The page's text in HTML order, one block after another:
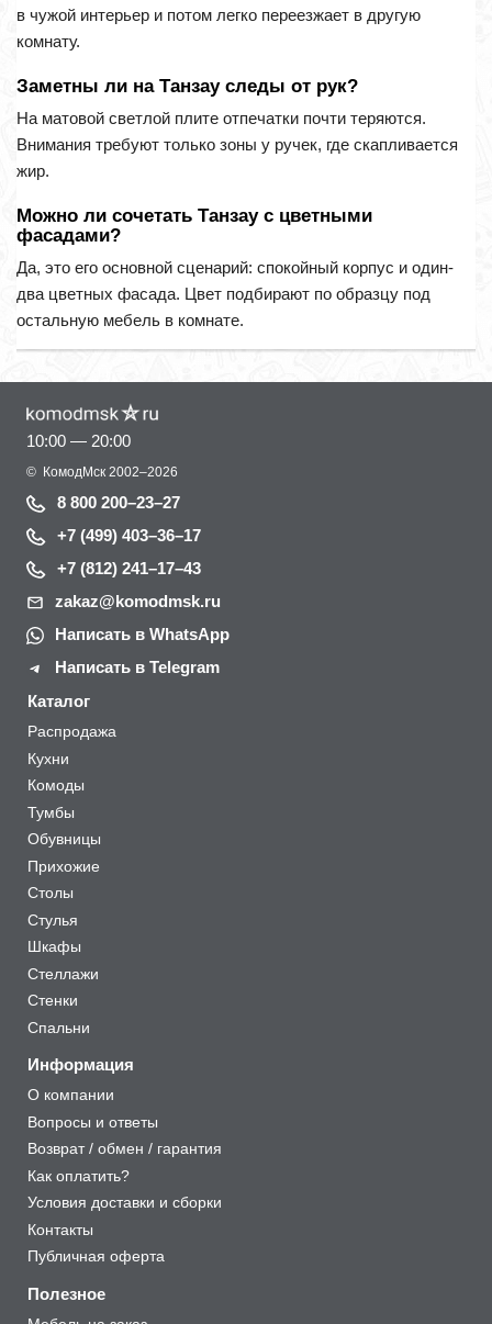
в чужой интерьер и потом легко переезжает в другую
комнату.
Заметны ли на Танзау следы от рук?
На матовой светлой плите отпечатки почти теряются.
Внимания требуют только зоны у ручек, где скапливается
жир.
Можно ли сочетать Танзау с цветными
фасадами?
Да, это его основной сценарий: спокойный корпус и один-
два цветных фасада. Цвет подбирают по образцу под
остальную мебель в комнате.
10:00 — 20:00
© КомодМск 2002–2026
8 800 200–23–27
+7 (499) 403–36–17
+7 (812) 241–17–43
zakaz@komodmsk.ru
Написать в WhatsApp
Написать в Telegram
Каталог
Распродажа
Кухни
Комоды
Тумбы
Обувницы
Прихожие
Столы
Стулья
Шкафы
Стеллажи
Стенки
Спальни
Информация
О компании
Вопросы и ответы
Возврат / обмен / гарантия
Как оплатить?
Условия доставки и сборки
Контакты
Публичная оферта
Полезное